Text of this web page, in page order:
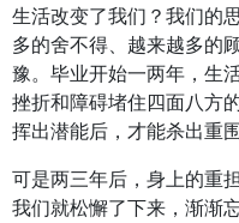
生活改变了我们？我们的
多的舍不得、越来越多的
豫。毕业开始一两年，生
挫折和障碍堵住四面八方
挥出潜能后，才能杀出重
可是两三年后，身上的重
我们就松懈了下来，渐渐